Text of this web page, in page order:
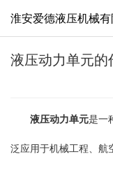
淮安爱德液压机械有
液压动力单元的
液压动力单元是一
泛应用于机械工程、航